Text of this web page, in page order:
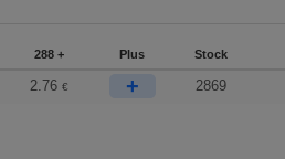
288 + Plus Stock
2.76 € + 2869